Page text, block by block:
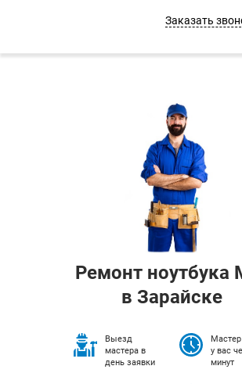
Заказать
Ремонт ноутбука
в Зарайске
Выезд
мастера в
день заявки
Мастер
у вас
минут